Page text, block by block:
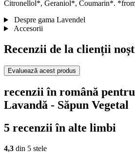
Citronellol*, Geraniol*, Coumarin*. *from
Despre gama Lavendel
Accesorii
Recenzii de la clienții
Evaluează acest produs
recenzii în română
Lavandă - Săpun Vegetal
5 recenzii în alte limbi
4,3 din 5 stele